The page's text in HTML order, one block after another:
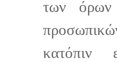
των όρων
κατόπιν